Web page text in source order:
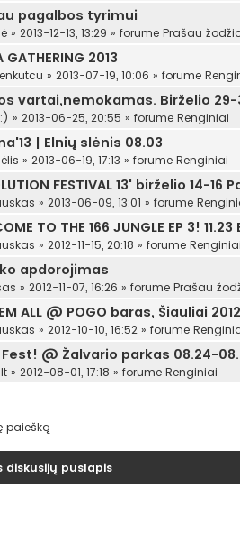
pagalbos tyrimui
» 2013-12-13, 13:29 » forume Prašau
GATHERING 2013
» 2013-07-19, 10:06 » forume
vartai,nemokamas. Birželio
» 2013-06-25, 20:55 » forume Renginiai
| Elnių slėnis 08.03
» 2013-06-19, 17:13 » forume Renginiai
FESTIVAL 13' birželio 14-
» 2013-06-09, 13:01 » forume
TO THE 166 JUNGLE EP 3!
» 2012-11-15, 20:18 » forume Renginiai
apdorojimas
» 2012-11-07, 16:26 » forume Prašau
ALL @ POGO baras, Šiauliai
» 2012-10-10, 16:52 » forume
@ Žalvario parkas 08.24-
» 2012-08-01, 17:18 » forume Renginiai
paiešką
diskusijų puslapis